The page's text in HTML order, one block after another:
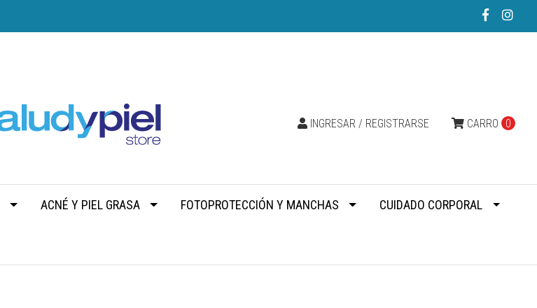
CARRO 0
INGRESAR / REGISTRARSE
ACNÉ Y PIEL GRASA FOTOPROTECCIÓN Y MANCHAS CUIDADO CORPORAL